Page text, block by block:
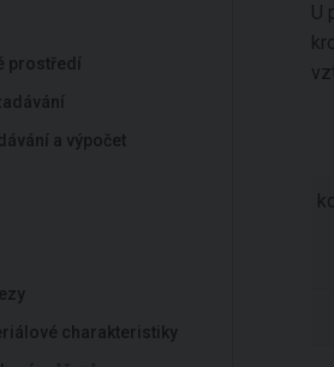
prostředí
a výpočet
charakteristiky
U